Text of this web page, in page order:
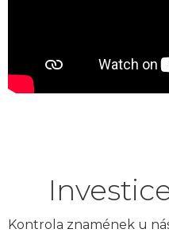
Kontrola znamének u